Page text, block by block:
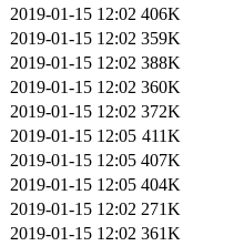
2019-01-15 12:02 406K
2019-01-15 12:02 359K
2019-01-15 12:02 388K
2019-01-15 12:02 360K
2019-01-15 12:02 372K
2019-01-15 12:05 411K
2019-01-15 12:05 407K
2019-01-15 12:05 404K
2019-01-15 12:02 271K
2019-01-15 12:02 361K